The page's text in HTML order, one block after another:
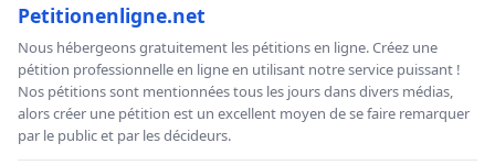
Petitionenligne.net
Nous hébergeons gratuitement les pétitions en ligne. Créez une
pétition professionnelle en ligne en utilisant notre service puissant !
Nos pétitions sont mentionnées tous les jours dans divers médias,
alors créer une pétition est un excellent moyen de se faire remarquer
par le public et par les décideurs.